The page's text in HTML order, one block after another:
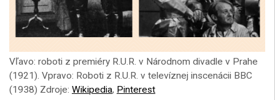
Vľavo: roboti z premiéry R.U.R. v Národnom divadle v Prahe
(1921). Vpravo: Roboti z R.U.R. v televíznej inscenácii BBC
(1938) Zdroje: Wikipedia, Pinterest